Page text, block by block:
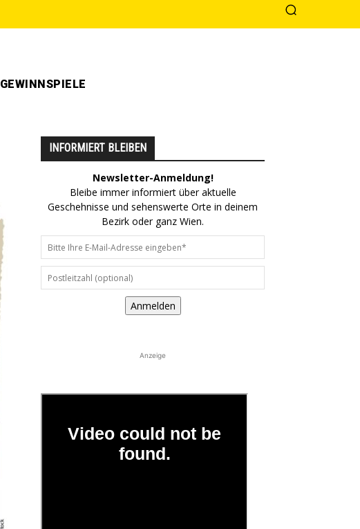
GEWINNSPIELE
INFORMIERT BLEIBEN
Newsletter-Anmeldung!
Bleibe immer informiert über aktuelle
Geschehnisse und sehenswerte Orte in deinem
Bezirk oder ganz Wien.
Anmelden
Anzeige